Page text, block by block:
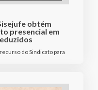
obtém
presencial em
do Sindicato para